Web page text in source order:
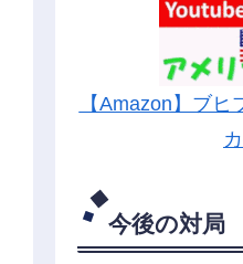
【Amazon】ブ
今後の対局